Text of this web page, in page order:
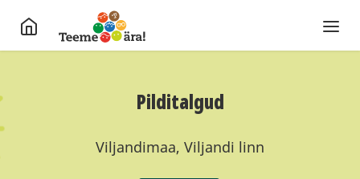
Pilditalgud
Viljandimaa, Viljandi linn